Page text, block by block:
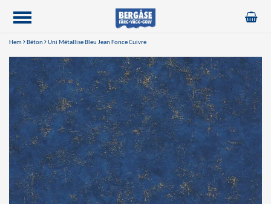
Hem Béton Uni Métallise Bleu Jean Fonce Cuivre